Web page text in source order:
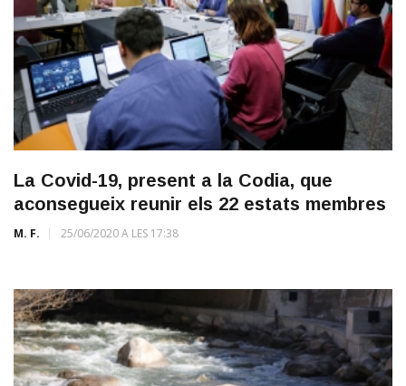
La Covid-19, present a la Codia, que
aconsegueix reunir els 22 estats membres
M. F. 25/06/2020 A LES 17:38